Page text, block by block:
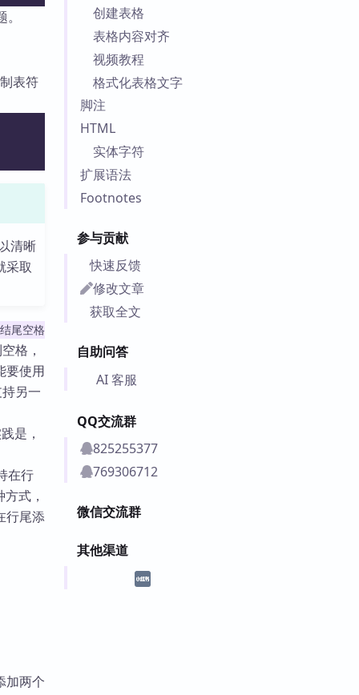
创建表格
表格内容对齐
视频教程
格式化表格文字
脚注
HTML
实体字符
扩展语法
Footnotes
参与贡献
快速反馈
修改文章
获取全文
自助问答
AI 客服
QQ交流群
825255377
769306712
微信交流群
其他渠道
表符
清晰
采取
结尾空格
格，
要使用
另一
是，
在行
式，
行尾添
加两个